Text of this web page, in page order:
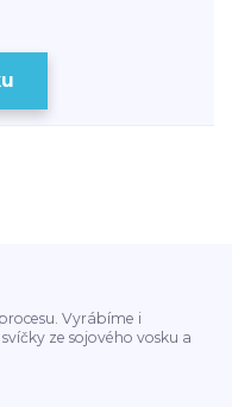
Vyrábíme i
ze sojového vosku a